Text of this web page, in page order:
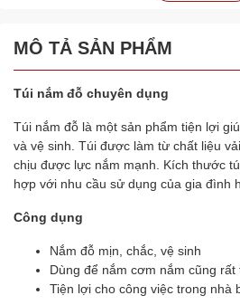
MÔ TẢ SẢN PHẨM
Túi nắm đỗ chuyên dụng
Túi nắm đỗ là một sản phẩm tiện lợi
và vệ sinh. Túi được làm từ chất liệu
chịu được lực nắm mạnh. Kích thước
hợp với nhu cầu sử dụng của gia đình
Công dụng
Nắm đỗ mịn, chắc, vệ sinh
Dùng để nắm cơm nắm cũng rất
Tiện lợi cho công việc trong nhà